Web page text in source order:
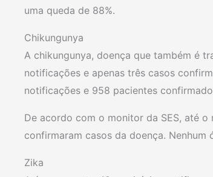
uma queda de 88%.
Chikungunya
A chikungunya, doença que também é
notificações e apenas três casos
notificações e 958 pacientes
De acordo com o monitor da SES, até
confirmaram casos da doença. Nenhum
Zika